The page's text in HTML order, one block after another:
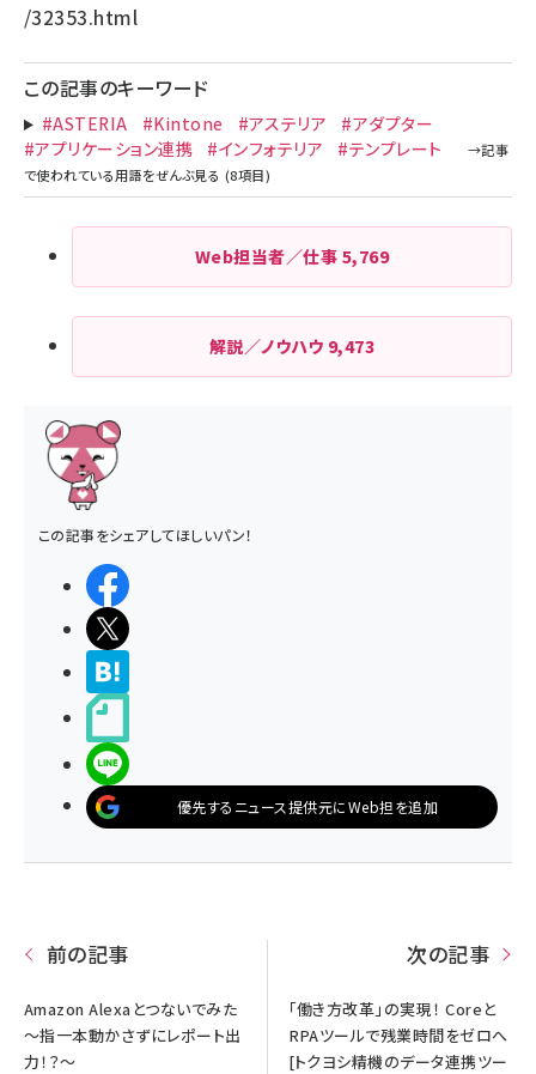
/32353.html
この記事のキーワード
#ASTERIA #Kintone #アステリア
#アダプター
#アプリケーション連携
#インフォテリア #テンプレート
Web担当者／仕事 5,769
解説／ノウハウ 9,473
この記事をシェアしてほしいパン！
優先するニュース提供元にWeb担を追加
前の記事
Amazon Alexaとつないでみた
～指一本動かさずにレポート出
力！？～
次の記事
「働き方改革」の実現！ Coreと
RPAツールで残業時間をゼロへ
[トクヨシ精機のデータ連携ツー